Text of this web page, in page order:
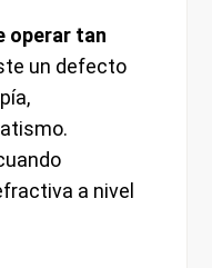
operar tan
un defecto
a nivel